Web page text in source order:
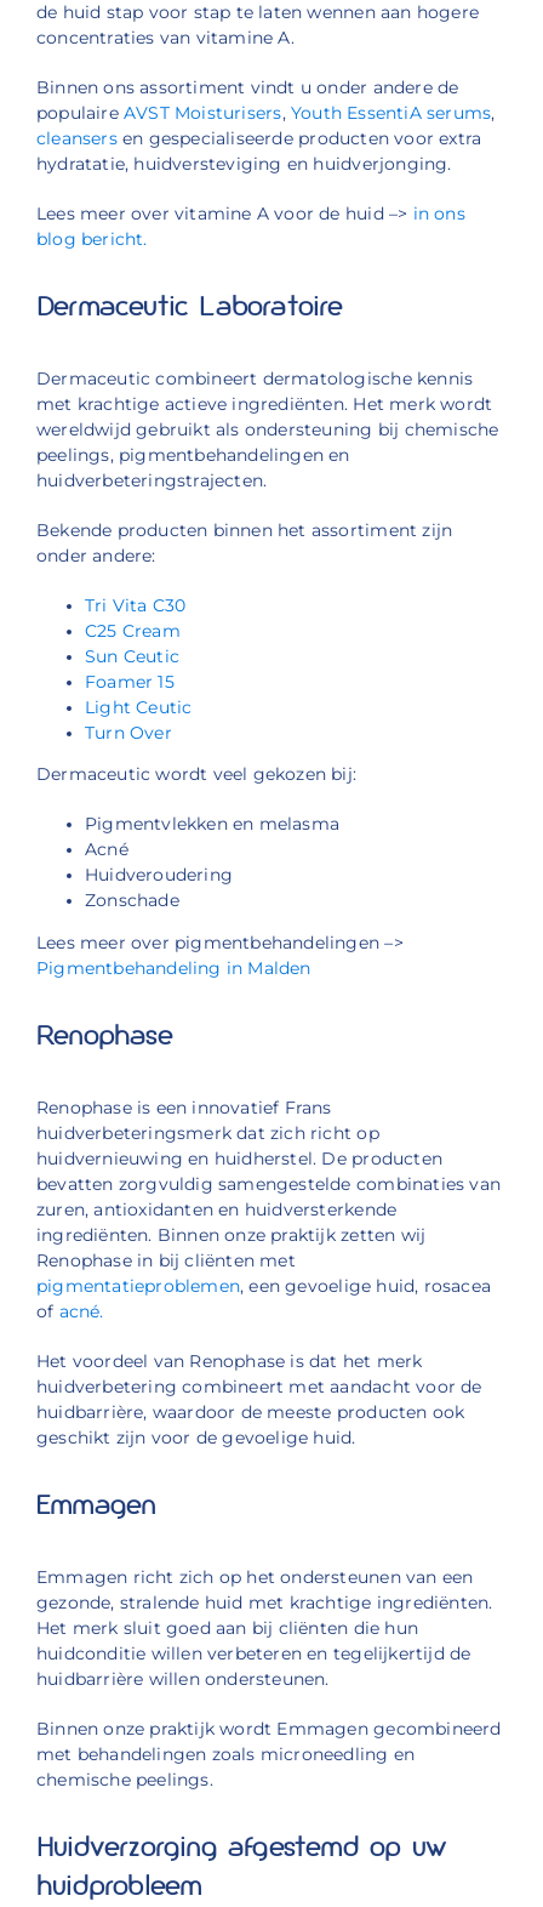
de huid stap voor stap te laten wennen aan hogere
concentraties van vitamine A.
Binnen ons assortiment vindt u onder andere de
populaireAVST Moisturisers, Youth EssentiA serums,
cleansersen gespecialiseerde producten voor extra
hydratatie, huidversteviging en huidverjonging.
Lees meer over vitamine A voor de huid –> in ons
blog bericht.
Dermaceutic Laboratoire
Dermaceutic combineert dermatologische kennis
met krachtige actieve ingrediënten. Het merk wordt
wereldwijd gebruikt als ondersteuning bij chemische
peelings, pigmentbehandelingen en
huidverbeteringstrajecten.
Bekende producten binnen het assortiment zijn
onder andere:
Tri Vita C30
C25 Cream
Sun Ceutic
Foamer 15
Light Ceutic
Turn Over
Dermaceutic wordt veel gekozen bij:
Pigmentvlekken en melasma
Acné
Huidveroudering
Zonschade
Lees meer over pigmentbehandelingen –>
Pigmentbehandeling in Malden
Renophase
Renophase is een innovatief Frans
huidverbeteringsmerk dat zich richt op
huidvernieuwing en huidherstel. De producten
bevatten zorgvuldig samengestelde combinaties van
zuren, antioxidanten en huidversterkende
ingrediënten. Binnen onze praktijk zetten wij
Renophase in bij cliënten met
pigmentatieproblemen, een gevoelige huid, rosacea
of acné.
Het voordeel van Renophase is dat het merk
huidverbetering combineert met aandacht voor de
huidbarrière, waardoor de meeste producten ook
geschikt zijn voor de gevoelige huid.
Emmagen
Emmagen richt zich op het ondersteunen van een
gezonde, stralende huid met krachtige ingrediënten.
Het merk sluit goed aan bij cliënten die hun
huidconditie willen verbeteren en tegelijkertijd de
huidbarrière willen ondersteunen.
Binnen onze praktijk wordt Emmagen gecombineerd
met behandelingen zoals microneedling en
chemische peelings.
Huidverzorging afgestemd op uw
huidprobleem